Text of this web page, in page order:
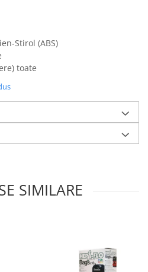
Stirol (ABS)
toate
SIMILARE